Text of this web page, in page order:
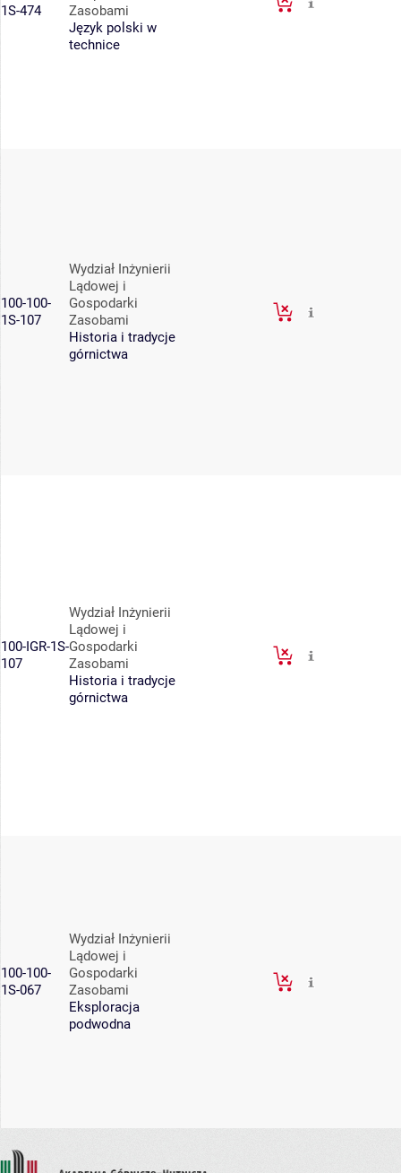
1S-474
Zasobami
Język polski w
technice
100-100-
1S-107
Wydział Inżynierii
Lądowej i
Gospodarki
Zasobami
Historia i tradycje
górnictwa
100-IGR-1S-
107
Wydział Inżynierii
Lądowej i
Gospodarki
Zasobami
Historia i tradycje
górnictwa
100-100-
1S-067
Wydział Inżynierii
Lądowej i
Gospodarki
Zasobami
Eksploracja
podwodna